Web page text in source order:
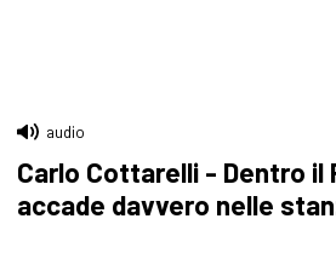
audio
Carlo Cottarelli - Dentro il
accade davvero nelle